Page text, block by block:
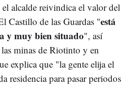
el alcalde reivindica el valor del
Castillo de las Guardas "está
y muy bien situado", así
minas de Riotinto y en
explica que "la gente elija el
residencia para pasar periodos